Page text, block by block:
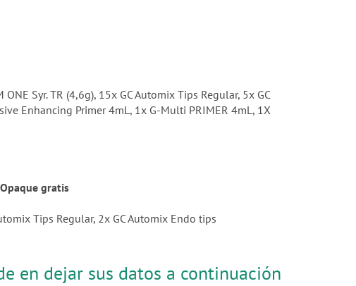
ONE Syr. TR (4,6g), 15x GC Automix Tips Regular, 5x GC
Enhancing Primer 4mL, 1x G-Multi PRIMER 4mL, 1X
gratis
Tips Regular, 2x GC Automix Endo tips
en dejar sus datos a continuación